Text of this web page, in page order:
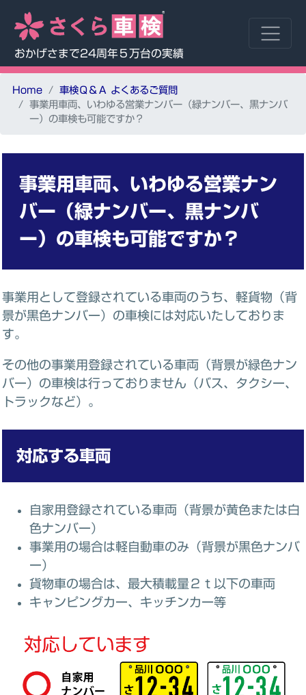
おかげさまで24周年５万台の実績
Home
車検Ｑ＆Ａ よくあるご質問
事業用車両、いわゆる営業ナンバー（緑ナンバー、黒ナンバ
ー）の車検も可能ですか？
事業用車両、いわゆる営業ナン
バー（緑ナンバー、黒ナンバ
ー）の車検も可能ですか？
事業用として登録されている車両のうち、軽貨物（背
景が黒色ナンバー）の車検には対応いたしておりま
す。
その他の事業用登録されている車両（背景が緑色ナン
バー）の車検は行っておりません（バス、タクシー、
トラックなど）。
対応する車両
自家用登録されている車両（背景が黄色または白
色ナンバー）
事業用の場合は軽自動車のみ（背景が黒色ナンバ
ー）
貨物車の場合は、最大積載量２ｔ以下の車両
キャンピングカー、キッチンカー等